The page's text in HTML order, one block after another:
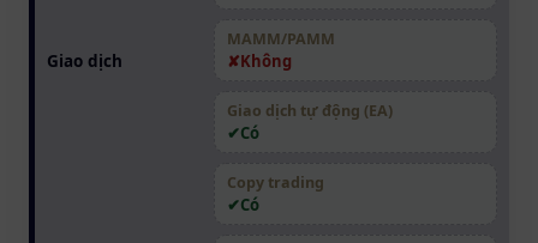
Giao dịch
MAMM/PAMM
Không
Giao dịch tự động (EA)
Có
Copy trading
Có